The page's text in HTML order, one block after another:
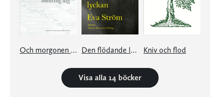
Och morgonen redan stark och vaken omkring dig Den flödande lyckan Kniv och flod
Visa alla 14 böcker